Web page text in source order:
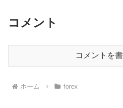
コメント
コメントを
ホーム forex